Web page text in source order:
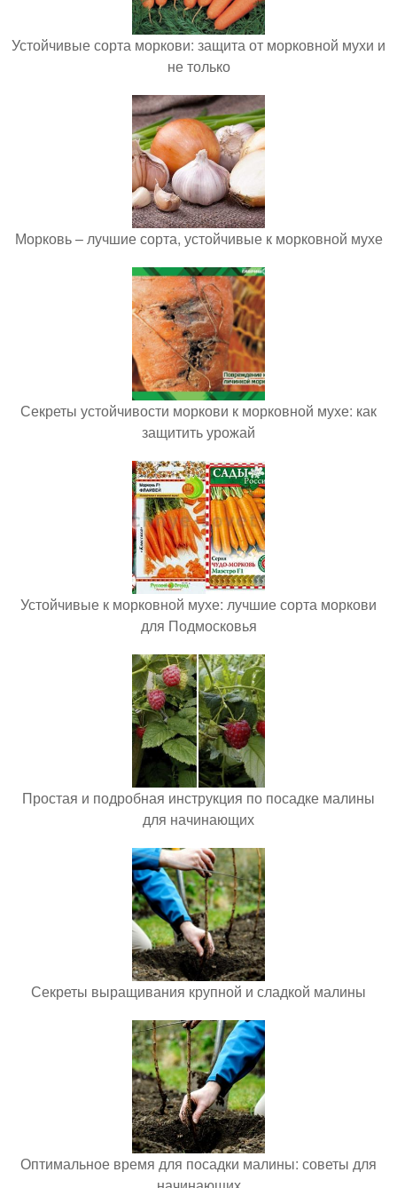
Устойчивые сорта моркови: защита от морковной мухи и
не только
Морковь – лучшие сорта, устойчивые к морковной мухе
Секреты устойчивости моркови к морковной мухе: как
защитить урожай
Устойчивые к морковной мухе: лучшие сорта моркови
для Подмосковья
Простая и подробная инструкция по посадке малины
для начинающих
Секреты выращивания крупной и сладкой малины
Оптимальное время для посадки малины: советы для